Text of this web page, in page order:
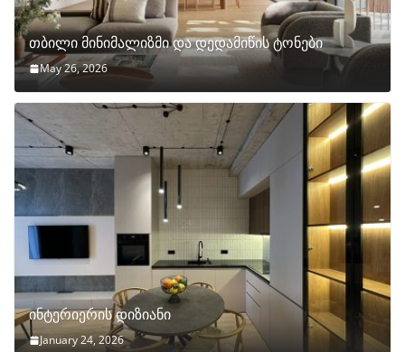
თბილი მინიმალიზმი და დედამიწის ტონები
May 26, 2026
ინტერიერის დიზიანი
January 24, 2026